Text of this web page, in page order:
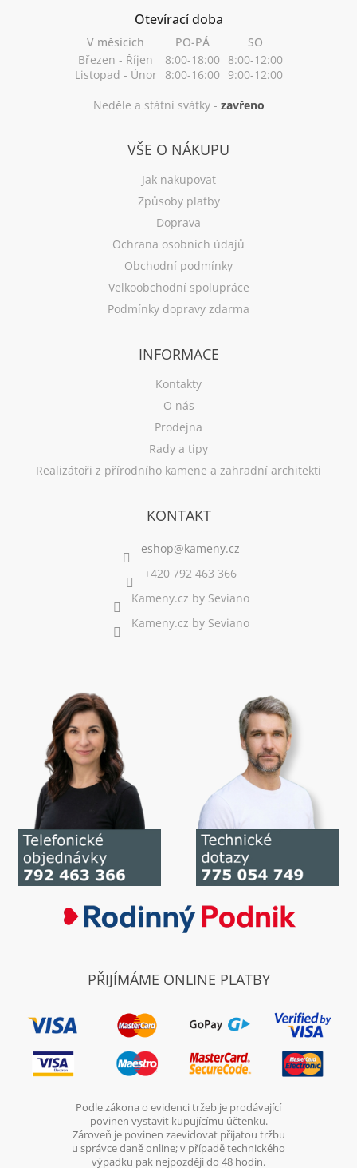
Otevírací doba
V měsících PO-PÁ
SO
Březen - Říjen
8:00-18:00 8:00-12:00
Listopad - Únor 8:00-16:00 9:00-12:00
Neděle a státní svátky - zavřeno
VŠE O NÁKUPU
Jak nakupovat
Způsoby platby
Doprava
Ochrana osobních údajů
Obchodní podmínky
Velkoobchodní spolupráce
Podmínky dopravy zdarma
INFORMACE
Kontakty
O nás
Prodejna
Rady a tipy
Realizátoři z přírodního kamene a zahradní architekti
KONTAKT
+420 792 463 366
Kameny.cz by Seviano
Kameny.cz by Seviano
PŘIJÍMÁME ONLINE PLATBY
Podle zákona o evidenci tržeb je prodávající
povinen vystavit kupujícímu účtenku.
Zároveň je povinen zaevidovat přijatou tržbu
u správce daně online; v případě technického
výpadku pak nejpozději do 48 hodin.